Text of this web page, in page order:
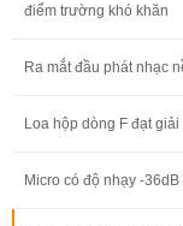
điểm trường khó khăn
Ra mắt đầu phát nhạc
Loa hộp dòng F đạt
Micro có độ nhạy -